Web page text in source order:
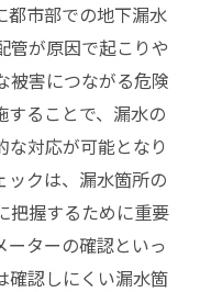
都市部での地下漏水
管が原因で起こりや
被害につながる危険
することで、漏水の
な対応が可能となり
ックは、漏水箇所の
把握するために重要
ターの確認といっ
確認しにくい漏水箇